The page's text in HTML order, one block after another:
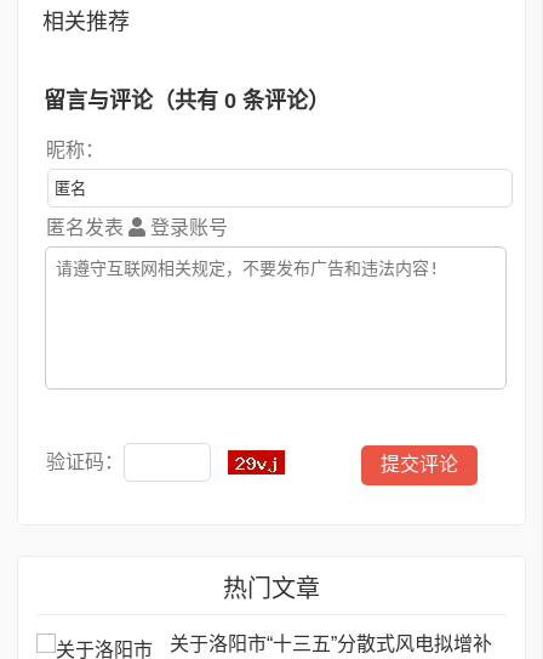
相关推荐
留言与评论（共有 0 条评论）
昵称：
匿名发表 登录账号
验证码：
热门文章
关于洛阳市“十三五”分散式风电拟增补